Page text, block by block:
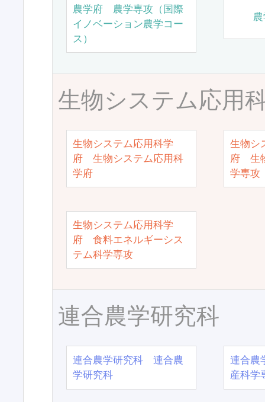
農学府 農学専攻（国際
イノベーション農学コー
ス）
生物システム応用
生物システム応用科学
府 生物システム応用科
学府
生物シ
府 生
学専攻
生物システム応用科学
府 食料エネルギーシス
テム科学専攻
連合農学研究科
連合農学研究科 連合農
学研究科
連合農
産科学